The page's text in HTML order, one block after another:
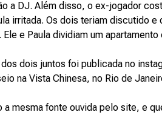
a DJ. Além disso, o ex-jogador
irritada. Os dois teriam discutido
Ele e Paula dividiam um apartamento
dois juntos foi publicada no
na Vista Chinesa, no Rio de
a mesma fonte ouvida pelo site, e